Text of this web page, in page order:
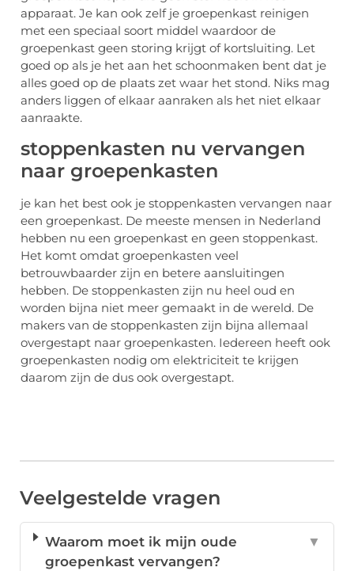
apparaat. Je kan ook zelf je groepenkast reinigen
met een speciaal soort middel waardoor de
groepenkast geen storing krijgt of kortsluiting. Let
goed op als je het aan het schoonmaken bent dat je
alles goed op de plaats zet waar het stond. Niks mag
anders liggen of elkaar aanraken als het niet elkaar
aanraakte.
stoppenkasten nu vervangen
naar groepenkasten
je kan het best ook je stoppenkasten vervangen naar
een groepenkast. De meeste mensen in Nederland
hebben nu een groepenkast en geen stoppenkast.
Het komt omdat groepenkasten veel
betrouwbaarder zijn en betere aansluitingen
hebben. De stoppenkasten zijn nu heel oud en
worden bijna niet meer gemaakt in de wereld. De
makers van de stoppenkasten zijn bijna allemaal
overgestapt naar groepenkasten. Iedereen heeft ook
groepenkasten nodig om elektriciteit te krijgen
daarom zijn de dus ook overgestapt.
Veelgestelde vragen
Waarom moet ik mijn oude
groepenkast vervangen?
▼